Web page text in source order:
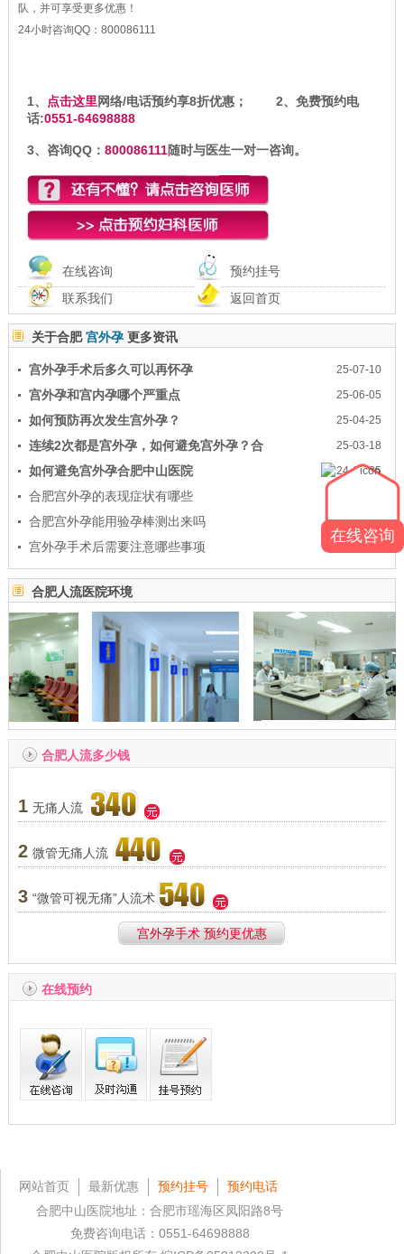
队，并可享受更多优惠！
24小时咨询QQ： 800086111
1、 点击这里网络/电话预约享8折优惠； 2、免费预约电
话:0551-64698888
3、咨询QQ： 800086111随时与医生一对一咨询。
在线咨询
预约挂号
联系我们
返回首页
关于合肥宫外孕更多资讯
25-07-10
宫外孕手术后多久可以再怀孕
25-06-05
宫外孕和宫内孕哪个严重点
25-04-25
如何预防再次发生宫外孕？
25-03-18
连续2次都是宫外孕，如何避免宫外孕？合
24-12-25
如何避免宫外孕合肥中山医院
合肥宫外孕的表现症状有哪些
24-08-16
合肥宫外孕能用验孕棒测出来吗
24-08-09
宫外孕手术后需要注意哪些事项
合肥人流医院环境
合肥人流多少钱
1 无痛人流
2 微管无痛人流
3 “微管可视无痛”人流术
宫外孕手术 预约更优惠
在线预约
网站首页 最新优惠 预约挂号
预约电话
合肥中山医院地址：合肥市瑶海区凤阳路8号
免费咨询电话：0551-64698888
在线咨询